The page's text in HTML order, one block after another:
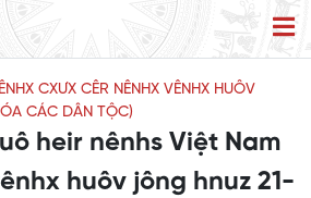
CXƯX CÊR NÊNHX VÊNHX HUÔV
CÁC DÂN TỘC)
heir nênhs Việt Nam
huôv jông hnuz 21-